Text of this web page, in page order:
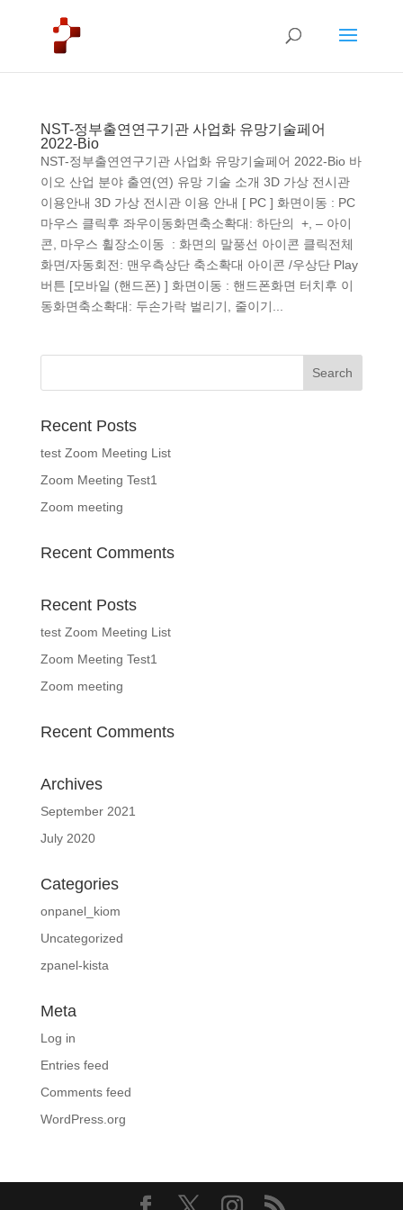
NST-정부출연연구기관 사업화 유망기술페어
2022-Bio
NST-정부출연연구기관 사업화 유망기술페어 2022-Bio 바
이오 산업 분야 출연(연) 유망 기술 소개 3D 가상 전시관
이용안내 3D 가상 전시관 이용 안내 [ PC ] 화면이동 : PC
마우스 클릭후 좌우이동화면축소확대: 하단의 +, – 아이
콘, 마우스 휠장소이동 : 화면의 말풍선 아이콘 클릭전체
화면/자동회전: 맨우측상단 축소확대 아이콘 /우상단 Play
버튼 [모바일 (핸드폰) ] 화면이동 : 핸드폰화면 터치후 이
동화면축소확대: 두손가락 벌리기, 줄이기...
Recent Posts
test Zoom Meeting List
Zoom Meeting Test1
Zoom meeting
Recent Comments
Recent Posts
test Zoom Meeting List
Zoom Meeting Test1
Zoom meeting
Recent Comments
Archives
September 2021
July 2020
Categories
onpanel_kiom
Uncategorized
zpanel-kista
Meta
Log in
Entries feed
Comments feed
WordPress.org